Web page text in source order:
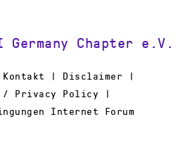
Germany Chapter e.V.
Kontakt | Disclaimer |
/ Privacy Policy |
Internet Forum